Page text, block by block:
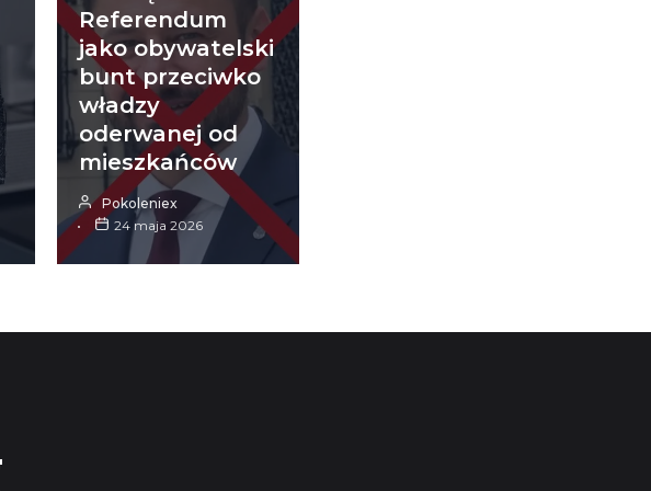
Referendum
jako obywatelski
bunt przeciwko
władzy
oderwanej od
mieszkańców
Pokoleniex
24 maja 2026